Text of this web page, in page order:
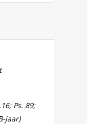
Ps. 89;
jaar)